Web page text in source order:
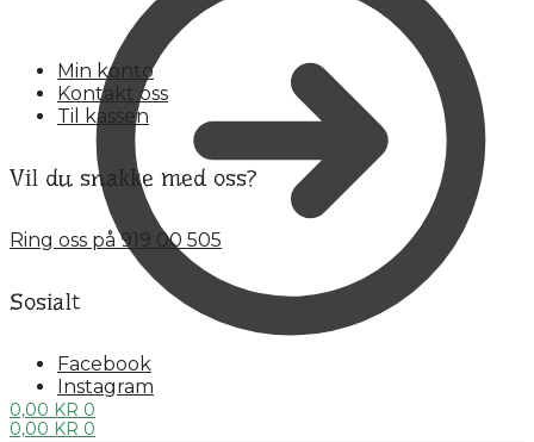
0,00 KR 0
Min konto
Kontakt oss
Til kassen
Vil du snakke med oss?
Ring oss på 919 00 505
Sosialt
Facebook
Instagram
0,00 KR 0